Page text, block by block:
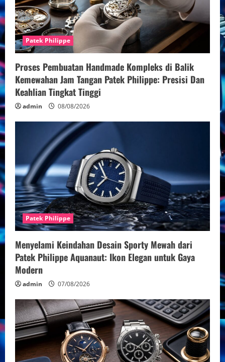
Patek Philippe
Proses Pembuatan Handmade Kompleks di Balik
Kemewahan Jam Tangan Patek Philippe: Presisi Dan
Keahlian Tingkat Tinggi
admin 08/08/2026
Patek Philippe
Menyelami Keindahan Desain Sporty Mewah dari
Patek Philippe Aquanaut: Ikon Elegan untuk Gaya
Modern
admin 07/08/2026